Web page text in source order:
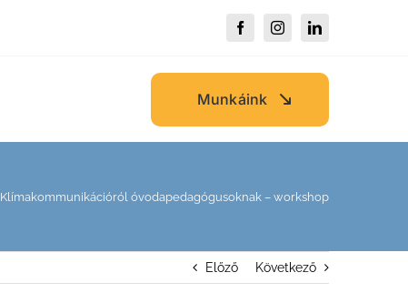
Munkáink
Klímakommunikációról óvodapedagógusoknak – workshop
Előző Következő